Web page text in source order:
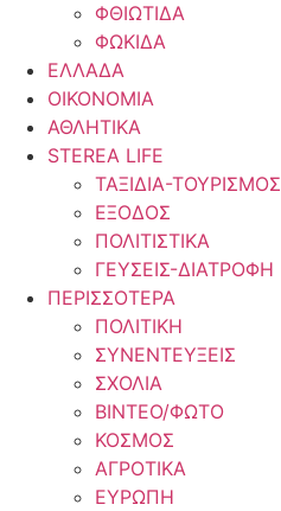
ΦΘΙΩΤΙΔΑ
ΦΩΚΙΔΑ
ΕΛΛΑΔΑ
ΟΙΚΟΝΟΜΙΑ
ΑΘΛΗΤΙΚΑ
STEREA LIFE
ΤΑΞΙΔΙΑ-ΤΟΥΡΙΣΜΟΣ
ΕΞΟΔΟΣ
ΠΟΛΙΤΙΣΤΙΚΑ
ΓΕΥΣΕΙΣ-ΔΙΑΤΡΟΦΗ
ΠΕΡΙΣΣΟΤΕΡΑ
ΠΟΛΙΤΙΚΗ
ΣΥΝΕΝΤΕΥΞΕΙΣ
ΣΧΟΛΙΑ
ΒΙΝΤΕΟ/ΦΩΤΟ
ΚΟΣΜΟΣ
ΑΓΡΟΤΙΚΑ
ΕΥΡΩΠΗ